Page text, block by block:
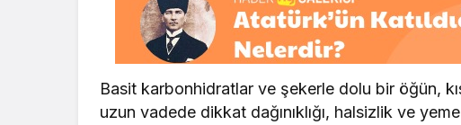
Basit karbonhidratlar ve şekerle dolu bir öğün,
uzun vadede dikkat dağınıklığı, halsizlik ve